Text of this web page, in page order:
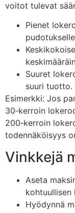
voitot tulevat
Pienet
Suuret
suuri tuotto.
Esimerkki: Jos
30‑kerroin
200‑kerroin
todennäköisyys
Vinkkejä
Aseta
kohtuullisen
Hyödynnä